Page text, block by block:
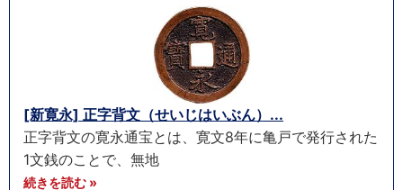
[新寛永] 正字背文（せいじはいぶん）...
正字背文の寛永通宝とは、寛文8年に亀戸で発行された
1文銭のことで、無地
続きを読む »